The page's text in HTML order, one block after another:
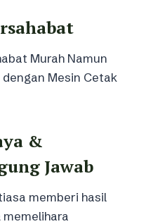
Murah Namun
Mesin Cetak
&
Jawab
memberi hasil